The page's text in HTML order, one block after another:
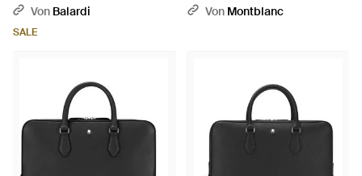
-Tasche - Natur
Von Balardi
SALE
Tasche aus Sartorial Leder -
Von Montblanc